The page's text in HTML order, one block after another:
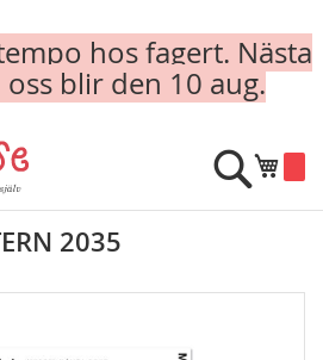
hos fagert. Nästa
blir den 10 aug.
Min
Sök
2035